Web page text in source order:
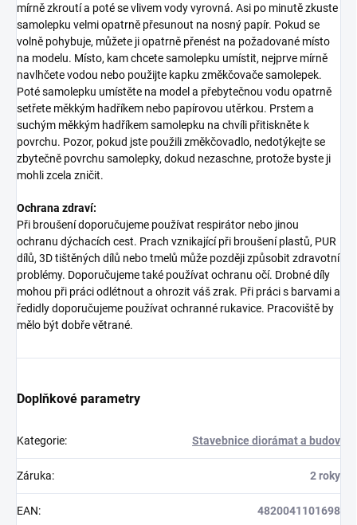
mírně zkroutí a poté se vlivem vody vyrovná. Asi po minutě zkuste
samolepku velmi opatrně přesunout na nosný papír. Pokud se
volně pohybuje, můžete ji opatrně přenést na požadované místo
na modelu. Místo, kam chcete samolepku umístit, nejprve mírně
navlhčete vodou nebo použijte kapku změkčovače samolepek.
Poté samolepku umístěte na model a přebytečnou vodu opatrně
setřete měkkým hadříkem nebo papírovou utěrkou. Prstem a
suchým měkkým hadříkem samolepku na chvíli přitiskněte k
povrchu. Pozor, pokud jste použili změkčovadlo, nedotýkejte se
zbytečně povrchu samolepky, dokud nezaschne, protože byste ji
mohli zcela zničit.
Ochrana zdraví:
Při broušení doporučujeme používat respirátor nebo jinou
ochranu dýchacích cest. Prach vznikající při broušení plastů, PUR
dílů, 3D tištěných dílů nebo tmelů může později způsobit zdravotní
problémy. Doporučujeme také používat ochranu očí. Drobné díly
mohou při práci odlétnout a ohrozit váš zrak. Při práci s barvami a
ředidly doporučujeme používat ochranné rukavice. Pracoviště by
mělo být dobře větrané.
Doplňkové parametry
Kategorie: Stavebnice diorámat a budov
Záruka: 2 roky
EAN: 4820041101698